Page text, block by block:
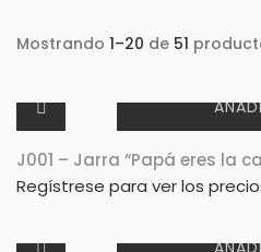
Mostrando 1–20 de 51
J001 – Jarra “Papá eres la
Regístrese para ver los